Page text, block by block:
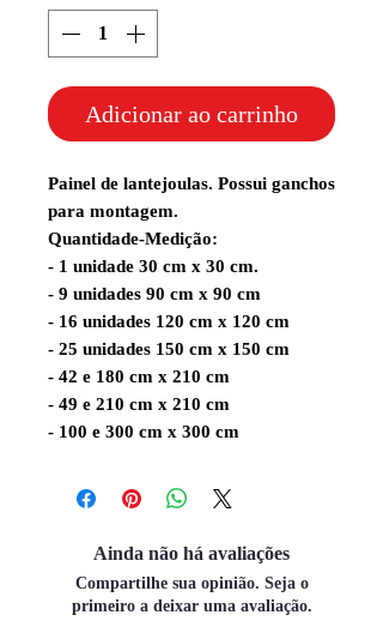
Adicionar ao carrinho
Painel de lantejoulas. Possui ganchos
para montagem.
Quantidade-Medição:
- 1 unidade 30 cm x 30 cm.
- 9 unidades 90 cm x 90 cm
- 16 unidades 120 cm x 120 cm
- 25 unidades 150 cm x 150 cm
- 42 e 180 cm x 210 cm
- 49 e 210 cm x 210 cm
- 100 e 300 cm x 300 cm
Ainda não há avaliações
Compartilhe sua opinião. Seja o
primeiro a deixar uma avaliação.